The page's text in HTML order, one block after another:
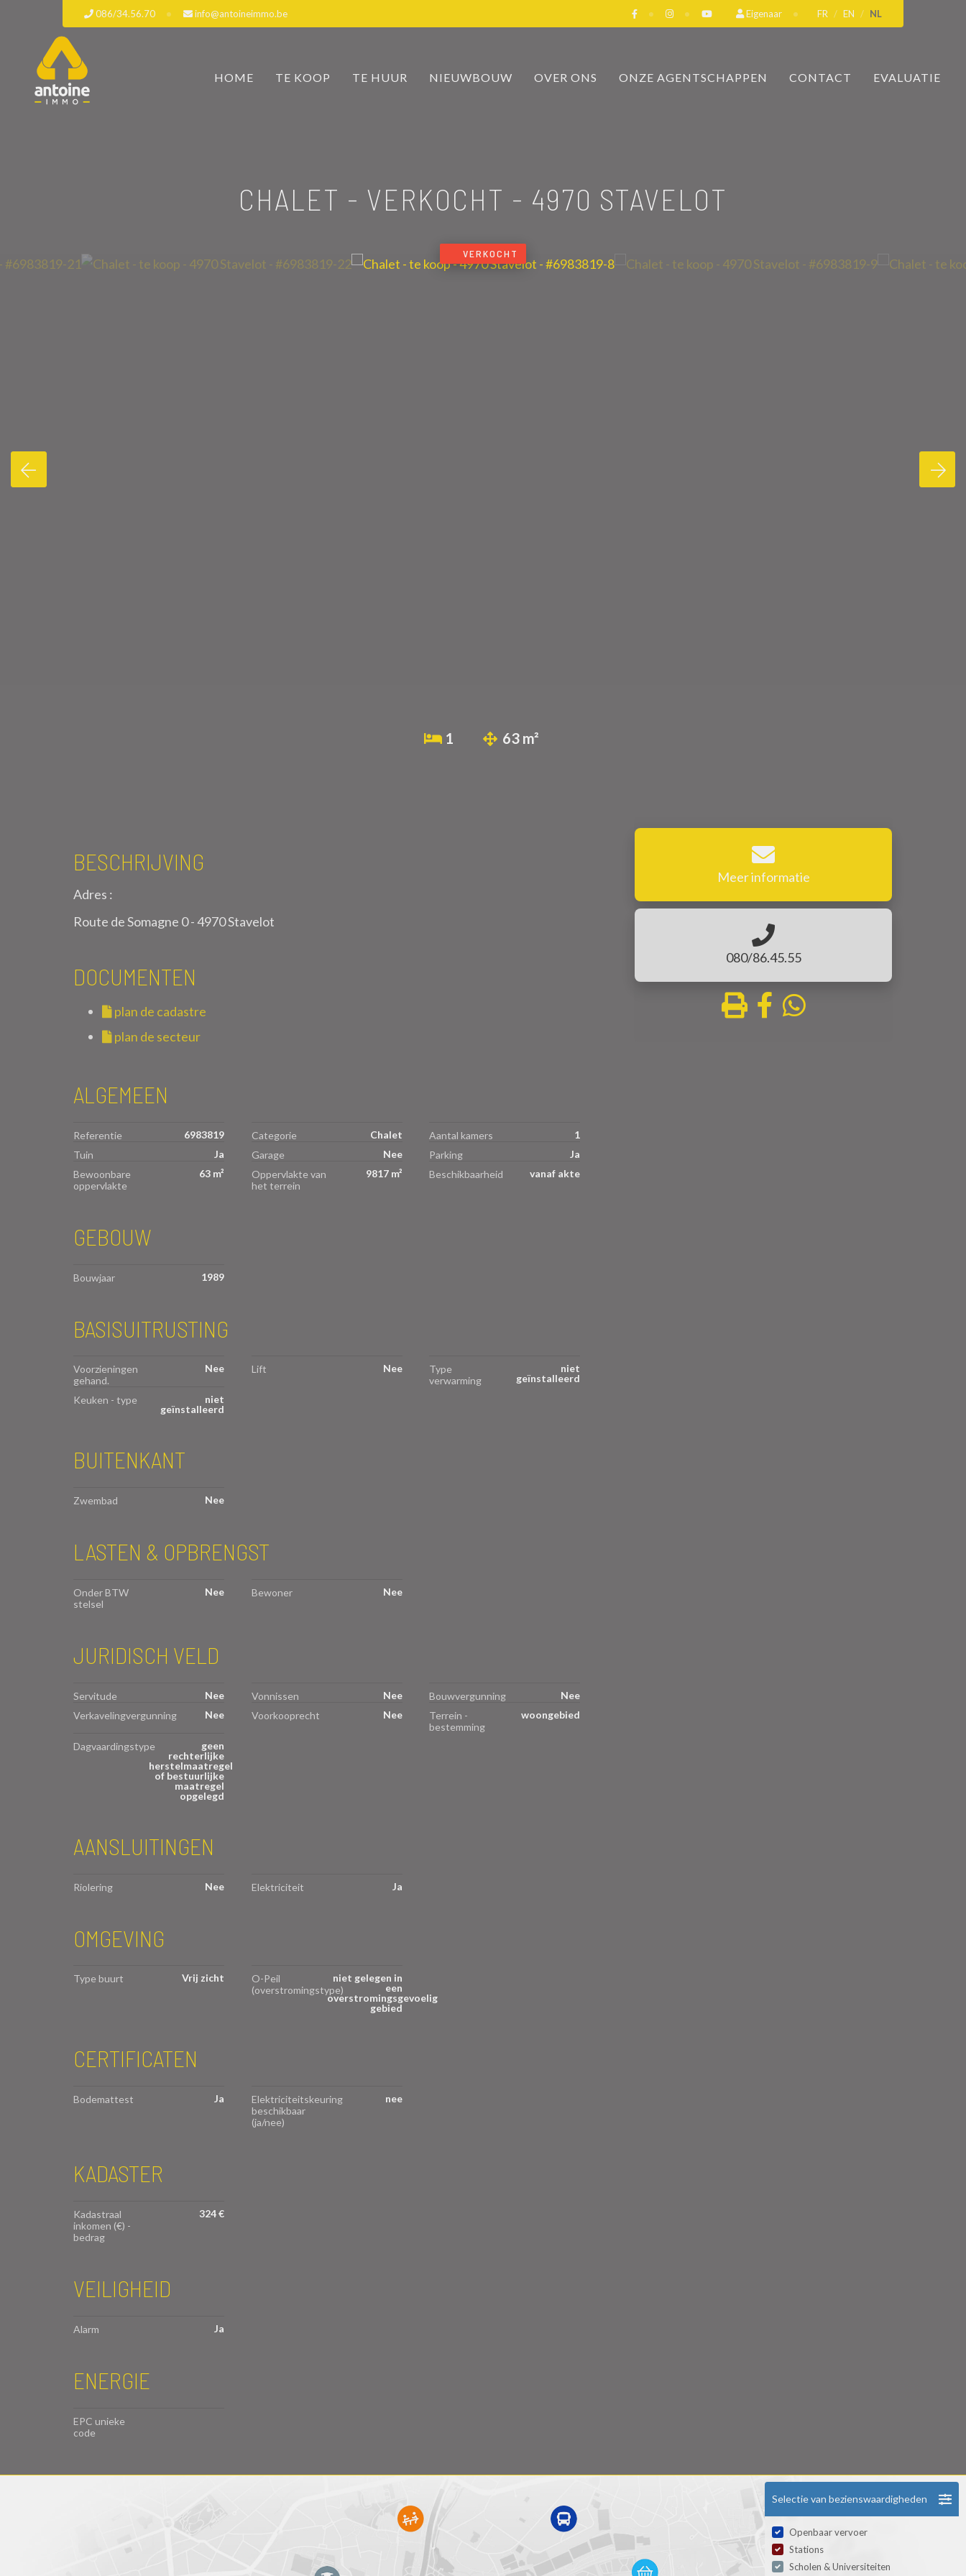
086/34.56.70 info@antoineimmo.be Eigenaar FR EN NL
HOME TE KOOP TE HUUR NIEUWBOUW OVER ONS ONZE AGENTSCHAPPEN CONTACT EVALUATIE
CHALET - VERKOCHT - 4970 STAVELOT
VERKOCHT
1 63 m²
BESCHRIJVING
Adres :
Route de Somagne 0 - 4970 Stavelot
DOCUMENTEN
plan de cadastre
plan de secteur
ALGEMEEN
Referentie 6983819 Categorie Chalet Aantal kamers
1
Tuin
Ja Garage Nee Parking
Ja
Bewoonbare
oppervlakte
63 m²
Oppervlakte van
het terrein
9817 m² Beschikbaarheid vanaf akte
GEBOUW
Bouwjaar 1989
BASISUITRUSTING
Voorzieningen
gehand.
Nee Lift Nee
Type
verwarming
niet
geïnstalleerd
Keuken - type
niet
geïnstalleerd
BUITENKANT
Zwembad Nee
LASTEN & OPBRENGST
Onder BTW
stelsel
Nee Bewoner Nee
JURIDISCH VELD
Servitude Nee Vonnissen Nee Bouwvergunning
Nee
Verkavelingvergunning
Nee Voorkooprecht Nee
Terrein -
bestemming
woongebied
Dagvaardingstype
geen
rechterlijke
herstelmaatregel
of bestuurlijke
maatregel
opgelegd
AANSLUITINGEN
Riolering Nee Elektriciteit Ja
OMGEVING
Type buurt Vrij zicht
O-Peil
(overstromingstype)
niet gelegen in
een
overstromingsgevoelig
gebied
CERTIFICATEN
Bodemattest Ja
Elektriciteitskeuring
beschikbaar
(ja/nee)
nee
KADASTER
Kadastraal
inkomen (€) -
bedrag
324 €
VEILIGHEID
Alarm Ja
ENERGIE
EPC unieke
code
Meer informatie
080/86.45.55
Selectie van bezienswaardigheden
Openbaar vervoer
Stations
Scholen & Universiteiten